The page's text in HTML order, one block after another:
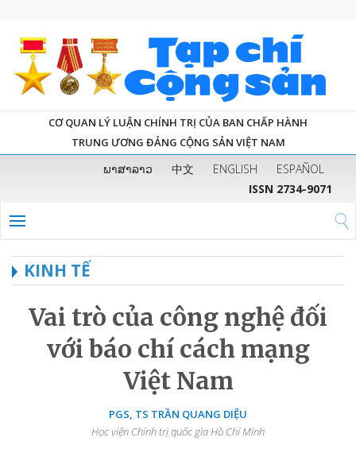
CƠ QUAN LÝ LUẬN CHÍNH TRỊ CỦA BAN CHẤP HÀNH
TRUNG ƯƠNG ĐẢNG CỘNG SẢN VIỆT NAM
ພາສາລາວ 中文 ENGLISH
ESPAÑOL
ISSN 2734-9071
KINH TẾ
Vai trò của công nghệ đối
với báo chí cách mạng
Việt Nam
PGS, TS TRẦN QUANG DIỆU
Học viện Chính trị quốc gia Hồ Chí Minh